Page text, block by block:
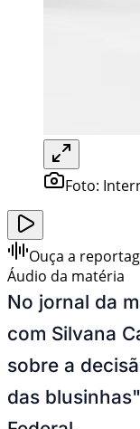
Foto:
Ouça a
Áudio da matéria
No jornal da
com Silvana
sobre a
das